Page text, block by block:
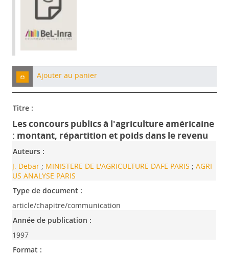
Ajouter au panier
Titre :
Les concours publics à l'agriculture américaine
: montant, répartition et poids dans le revenu
Auteurs :
J. Debar ; MINISTERE DE L'AGRICULTURE DAFE PARIS ;AGRI
US ANALYSE PARIS
Type de document :
article/chapitre/communication
Année de publication :
1997
Format :